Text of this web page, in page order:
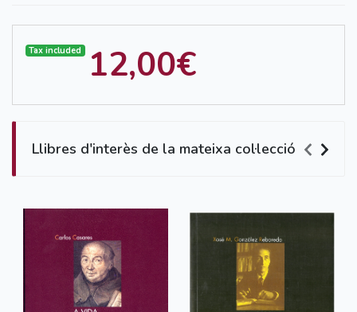
Tax included 12,00€
Llibres d'interès de la mateixa col·lecció